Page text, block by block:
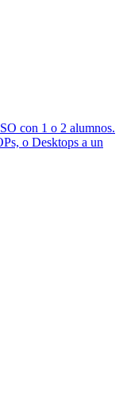
con 1 o 2 alumnos.
o Desktops a un